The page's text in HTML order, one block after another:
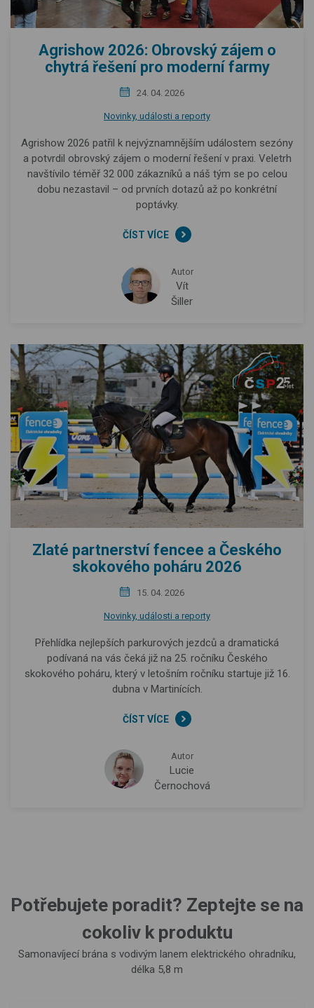
Agrishow 2026: Obrovský zájem o
chytrá řešení pro moderní farmy
24. 04. 2026
Novinky, události a reporty
Agrishow 2026 patřil k nejvýznamnějším událostem sezóny
a potvrdil obrovský zájem o moderní řešení v praxi. Veletrh
navštívilo téměř 32 000 zákazníků a náš tým se po celou
dobu nezastavil – od prvních dotazů až po konkrétní
poptávky.
ČÍST VÍCE
Autor
Vít
Šiller
Zlaté partnerství fencee a Českého
skokového poháru 2026
15. 04. 2026
Novinky, události a reporty
Přehlídka nejlepších parkurových jezdců a dramatická
podívaná na vás čeká již na 25. ročníku Českého
skokového poháru, který v letošním ročníku startuje již 16.
dubna v Martinících.
ČÍST VÍCE
Autor
Lucie
Černochová
Potřebujete poradit? Zeptejte se na
cokoliv k produktu
Samonavíjecí brána s vodivým lanem elektrického ohradníku,
délka 5,8 m